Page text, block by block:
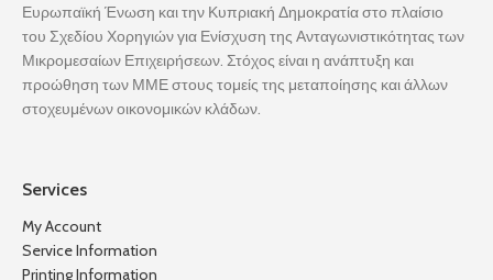
Ευρωπαϊκή Ένωση και την Κυπριακή Δημοκρατία στο πλαίσιο
του Σχεδίου Χορηγιών για Ενίσχυση της Ανταγωνιστικότητας των
Μικρομεσαίων Επιχειρήσεων. Στόχος είναι η ανάπτυξη και
προώθηση των ΜΜΕ στους τομείς της μεταποίησης και άλλων
στοχευμένων οικονομικών κλάδων.
Services
My Account
Service Information
Printing Information